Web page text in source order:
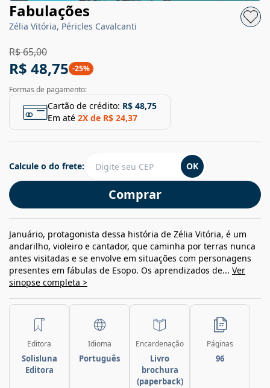
Fabulações
Zélia Vitória, Péricles Cavalcanti
R$ 65,00
R$ 48,75 -25%
Formas de pagamento:
Cartão de crédito: R$ 48,75
Em até 2X de R$ 24,37
Comprar
Calcule o do frete: OK
Januário, protagonista dessa história de Zélia Vitória, é um
andarilho, violeiro e cantador, que caminha por terras nunca
antes visitadas e se envolve em situações com personagens
presentes em fábulas de Esopo. Os aprendizados de... Ver
sinopse completa >
Editora
Solisluna
Editora
Idioma
Português
Encardenação
Livro
brochura
(paperback)
Páginas
96